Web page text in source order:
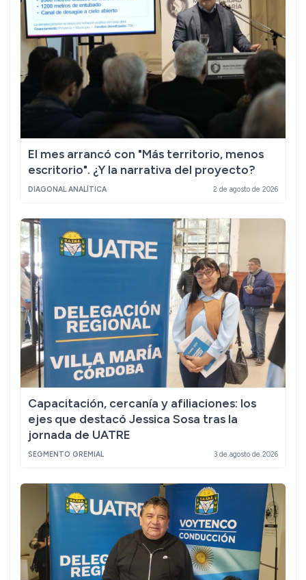
El mes arrancó con "Más territorio, menos
escritorio". ¿Y la narrativa del proyecto?
DIAGONAL ANALÍTICA 2 de agosto de 2026
Capacitación, cercanía y afiliaciones: los
ejes que destacó Jessica Sosa tras la
jornada de UATRE
SEGMENTO GREMIAL 3 de agosto de 2026